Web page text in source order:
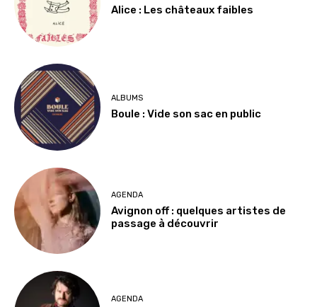
Alice : Les châteaux faibles
ALBUMS
Boule : Vide son sac en public
AGENDA
Avignon off : quelques artistes de
passage à découvrir
AGENDA